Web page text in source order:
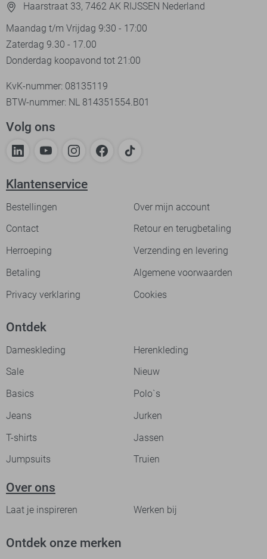
Haarstraat 33, 7462 AK RIJSSEN Nederland
Maandag t/m Vrijdag 9:30 - 17:00
Zaterdag 9.30 - 17.00
Donderdag koopavond tot 21:00
KvK-nummer: 08135119
BTW-nummer: NL 814351554.B01
Volg ons
Klantenservice
Bestellingen
Over mijn account
Contact
Retour en terugbetaling
Herroeping
Verzending en levering
Betaling
Algemene voorwaarden
Privacy verklaring
Cookies
Ontdek
Dameskleding
Herenkleding
Sale
Nieuw
Basics
Polo`s
Jeans
Jurken
T-shirts
Jassen
Jumpsuits
Truien
Over ons
Laat je inspireren Werken bij
Ontdek onze merken